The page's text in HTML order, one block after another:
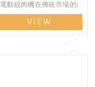
電動絞肉機在傳統市場的肉攤
VIEW